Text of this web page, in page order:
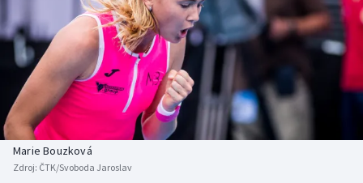
DALŠÍ SPORTY
Americký fotbal
Baseball a softbal
Basketbal
Biatlon
NEPŘEHLÉDNĚTE
Soutěže
Historické návraty
Aplikace ČT sport
Marie Bouzková
Zdroj: ČTK/Svoboda Jaroslav